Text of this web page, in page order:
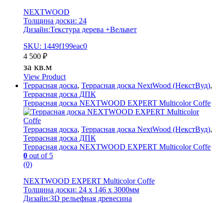
NEXTWOOD
Толщина доски: 24
Дизайн:Текстура дерева +Вельвет
SKU: 1449f199eac0
4 500 ₽
за кв.м
View Product
Террасная доска, Террасная доска NextWood (НекстВуд),
Террасная доска ДПК
Террасная доска NEXTWOOD EXPERT Multicolor Coffe
Террасная доска, Террасная доска NextWood (НекстВуд),
Террасная доска ДПК
Террасная доска NEXTWOOD EXPERT Multicolor Coffe
0 out of 5
(0)
NEXTWOOD EXPERT Multicolor Coffe
Толщина доски: 24 х 146 х 3000мм
Дизайн:3D рельефная древесина